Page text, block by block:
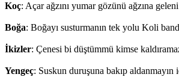
Koç: Açar ağzını yumar gözünü ağzına
Boğa: Boğayı susturmanın tek yolu Koli
İkizler: Çenesi bi düştümmü kimse
Yengeç: Suskun duruşuna bakıp